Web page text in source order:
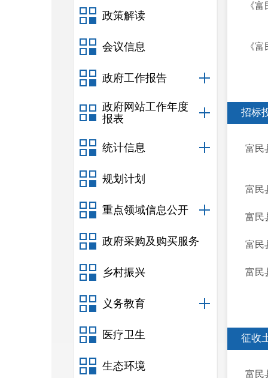
政策解读
会议信息
政府工作报告
政府网站工作年度
报表
统计信息
规划计划
重点领域信息公开
政府采购及购买服务
乡村振兴
义务教育
医疗卫生
生态环境
《
《
招标
富民
富民
富民
富民
富民
征收
富民